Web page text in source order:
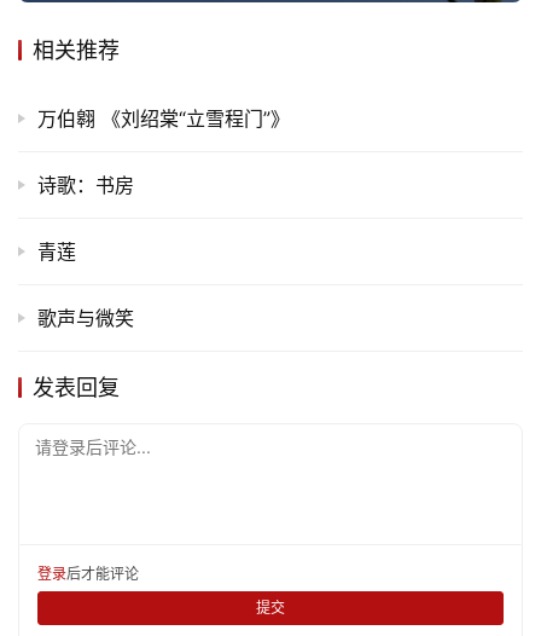
相关推荐
万伯翱 《刘绍棠“立雪程门”》
诗歌：书房
青莲
歌声与微笑
发表回复
请登录后评论...
登录后才能评论
提交